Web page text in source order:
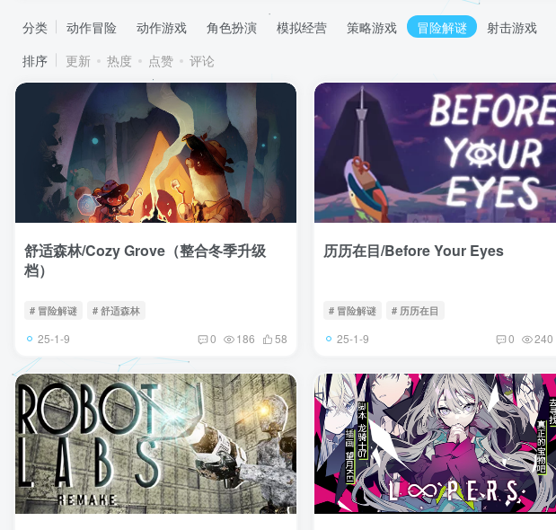
分类 动作冒险 动作游戏 角色扮演 模拟经营 策略游戏 冒险解谜 射击游戏
排序
更新 热度 点赞 评论
舒适森林/Cozy Grove（整合冬季升级
档）
# 冒险解谜 # 舒适森林
25-1-9 0 186 58
历历在目/Before Your Eyes
# 冒险解谜 # 历历在目
25-1-9 0 240